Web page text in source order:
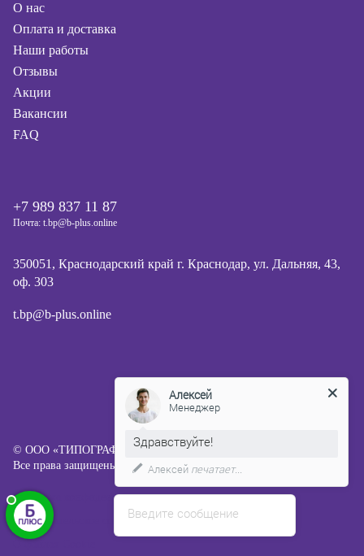
О нас
Оплата и доставка
Наши работы
Отзывы
Акции
Вакансии
FAQ
+7 989 837 11 87
Почта: t.bp@b-plus.online
350051, Краснодарский край г. Краснодар, ул. Дальняя, 43,
оф. 303
t.bp@b-plus.online
© ООО «ТИПОГРАФИЯ Б ПЛЮС», 2013-2026
Все права защищены.
Политика конфиденциальности
Пользовательское соглашениеВведите сообщение
Алексей
Менеджер
Здравствуйте!
Алексейпечатает...